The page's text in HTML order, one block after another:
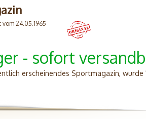
24.05.1965
- sofort
erscheinendes Sportmagazin,